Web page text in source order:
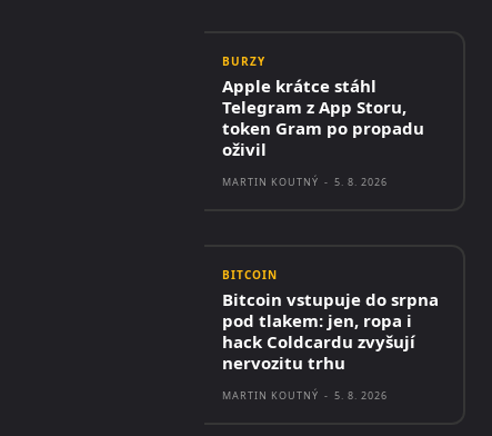
BURZY
Apple krátce stáhl
Telegram z App Storu,
token Gram po propadu
oživil
MARTIN KOUTNÝ - 5. 8. 2026
BITCOIN
Bitcoin vstupuje do srpna
pod tlakem: jen, ropa i
hack Coldcardu zvyšují
nervozitu trhu
MARTIN KOUTNÝ - 5. 8. 2026